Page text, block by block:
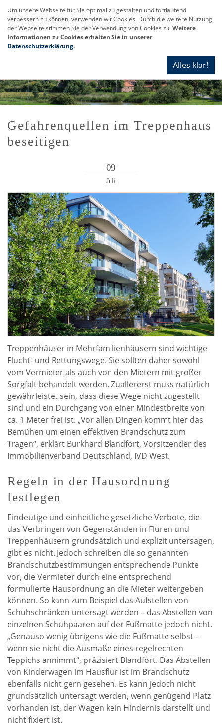
Gefahrenquellen im Treppenhaus
beseitigen
09
Juli
Treppenhäuser in Mehrfamilienhäusern sind wichtige
Flucht- und Rettungswege. Sie sollten daher sowohl
vom Vermieter als auch von den Mietern mit großer
Sorgfalt behandelt werden. Zuallererst muss natürlich
gewährleistet sein, dass diese Wege nicht zugestellt
sind und ein Durchgang von einer Mindestbreite von
ca. 1 Meter frei ist. „Vor allen Dingen kommt hier das
Bemühen um einen effektiven Brandschutz zum
Tragen“, erklärt Burkhard Blandfort, Vorsitzender des
Immobilienverband Deutschland, IVD West.
Regeln in der Hausordnung
festlegen
Eindeutige und einheitliche gesetzliche Verbote, die
das Verbringen von Gegenständen in Fluren und
Treppenhäusern grundsätzlich und explizit untersagen,
gibt es nicht. Jedoch schreiben die so genannten
Brandschutzbestimmungen entsprechende Punkte
vor, die Vermieter durch eine entsprechend
formulierte Hausordnung an die Mieter weitergeben
können. So kann zum Beispiel das Aufstellen von
Schuhschränken untersagt werden – das Abstellen von
einzelnen Schuhpaaren auf der Fußmatte jedoch nicht.
„Genauso wenig übrigens wie die Fußmatte selbst –
wenn sie nicht die Ausmaße eines regelrechten
Teppichs annimmt“, präzisiert Blandfort. Das Abstellen
von Kinderwagen im Hausflur ist im Brandschutz
ebenfalls nicht gern gesehen. Es kann jedoch nicht
grundsätzlich untersagt werden, wenn genügend Platz
vorhanden ist, der Wagen kein Hindernis darstellt und
nicht fixiert ist.
Um unsere Webseite für Sie optimal zu gestalten und fortlaufend
verbessern zu können, verwenden wir Cookies. Durch die weitere Nutzung
der Webseite stimmen Sie der Verwendung von Cookies zu.Weitere
Informationen zu Cookies erhalten Sie in unserer
Datenschutzerklärung.
Alles klar!